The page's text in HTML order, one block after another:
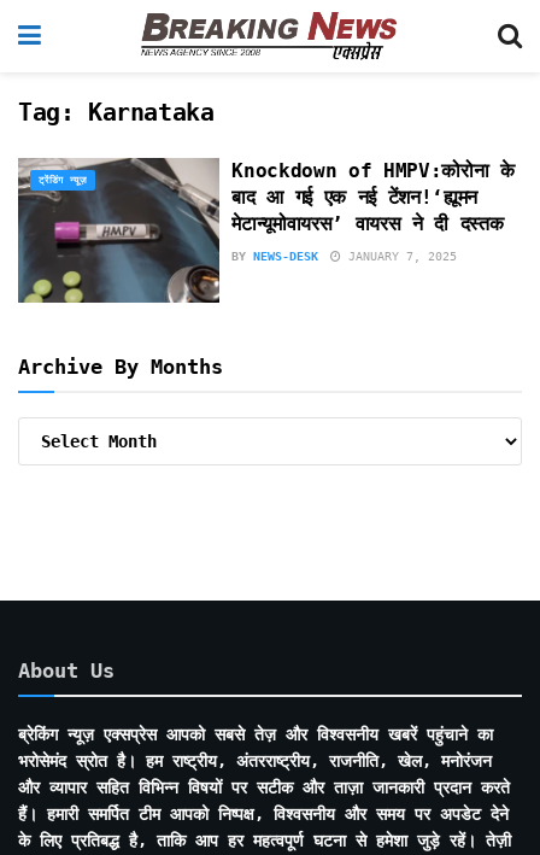
Tag: Karnataka
ट्रेंडिंग न्यूज़
Knockdown of HMPV:कोरोना के
बाद आ गई एक नई टेंशन!‘ह्यूमन
मेटान्यूमोवायरस’ वायरस ने दी दस्तक
BY NEWS-DESK JANUARY 7, 2025
Archive By Months
About Us
ब्रेकिंग न्यूज़ एक्सप्रेस आपको सबसे तेज़ और विश्वसनीय खबरें पहुंचाने का
भरोसेमंद स्रोत है। हम राष्ट्रीय, अंतरराष्ट्रीय, राजनीति, खेल, मनोरंजन
और व्यापार सहित विभिन्न विषयों पर सटीक और ताज़ा जानकारी प्रदान करते
हैं। हमारी समर्पित टीम आपको निष्पक्ष, विश्वसनीय और समय पर अपडेट देने
के लिए प्रतिबद्ध है, ताकि आप हर महत्वपूर्ण घटना से हमेशा जुड़े रहें। तेज़ी